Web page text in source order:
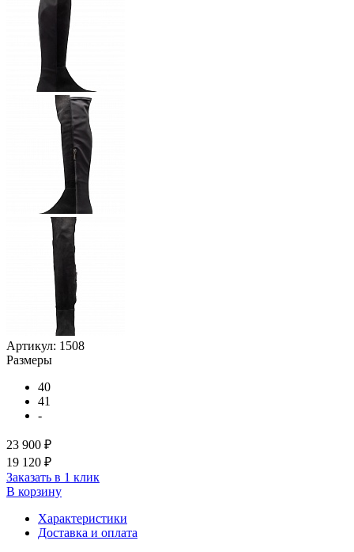
Артикул: 1508
Размеры
40
41
-
23 900 ₽
19 120 ₽
Заказать в 1 клик
В корзину
Характеристики
Доставка и оплата